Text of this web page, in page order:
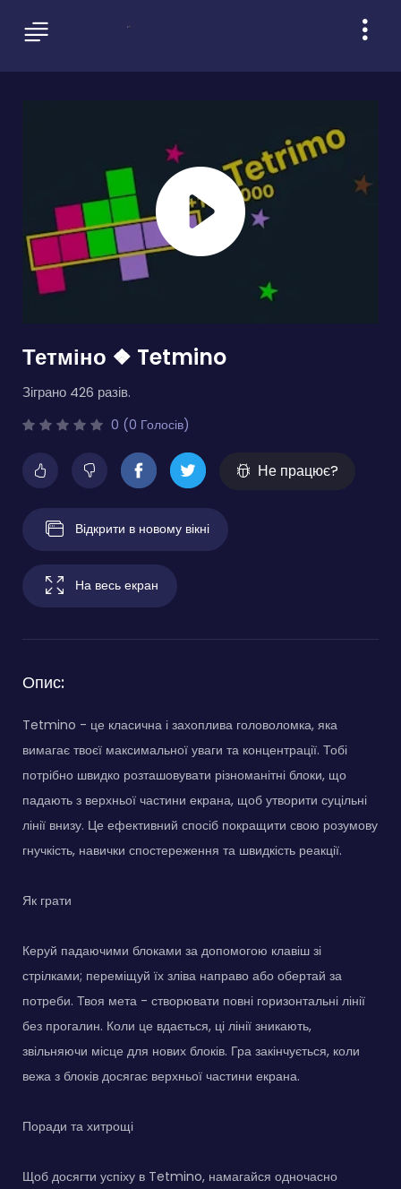
Тетміно ❖ Tetmino
Зіграно 426 разів.
0 (0 Голосів)
Не працює?
Відкрити в новому вікні
На весь екран
Опис:
Tetmino - це класична і захоплива головоломка, яка
вимагає твоєї максимальної уваги та концентрації. Тобі
потрібно швидко розташовувати різноманітні блоки, що
падають з верхньої частини екрана, щоб утворити суцільні
лінії внизу. Це ефективний спосіб покращити свою розумову
гнучкість, навички спостереження та швидкість реакції.
Як грати
Керуй падаючими блоками за допомогою клавіш зі
стрілками; переміщуй їх зліва направо або обертай за
потреби. Твоя мета - створювати повні горизонтальні лінії
без прогалин. Коли це вдається, ці лінії зникають,
звільняючи місце для нових блоків. Гра закінчується, коли
вежа з блоків досягає верхньої частини екрана.
Поради та хитрощі
Щоб досягти успіху в Tetmino, намагайся одночасно